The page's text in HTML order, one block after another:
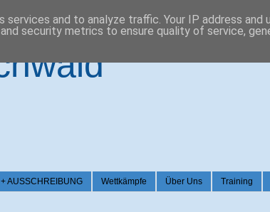
AUSSCHREIBUNG Wettkämpfe Über Uns Training
and to analyze traffic. Your IP address and
security metrics to ensure quality of service,